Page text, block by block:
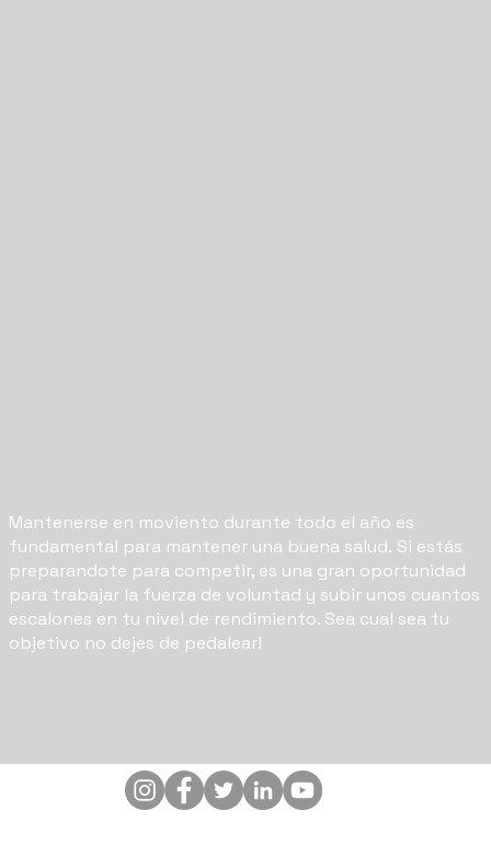
Mantenerse en moviento durante todo el año es
fundamental para mantener una buena salud. Si estás
preparandote para competir, es una gran oportunidad
para trabajar la fuerza de voluntad y subir unos cuantos
escalones en tu nivel de rendimiento. Sea cual sea tu
objetivo no dejes de pedalear!